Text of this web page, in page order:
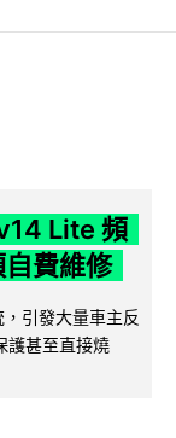
Lite 頻
費維修
引發大量車主反
護甚至直接燒